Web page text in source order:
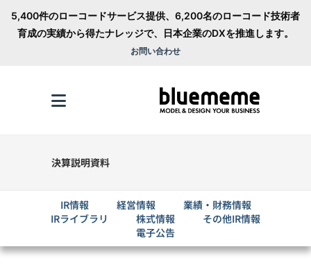
5,400件のローコードサービス提供、6,200名のローコード技術者
育成の実績から得たナレッジで、日本企業のDXを推進します。
お問い合わせ
決算説明資料
IR情報 経営情報
業績・財務情報
IRライブラリ
株式情報
その他IR情報
電子公告